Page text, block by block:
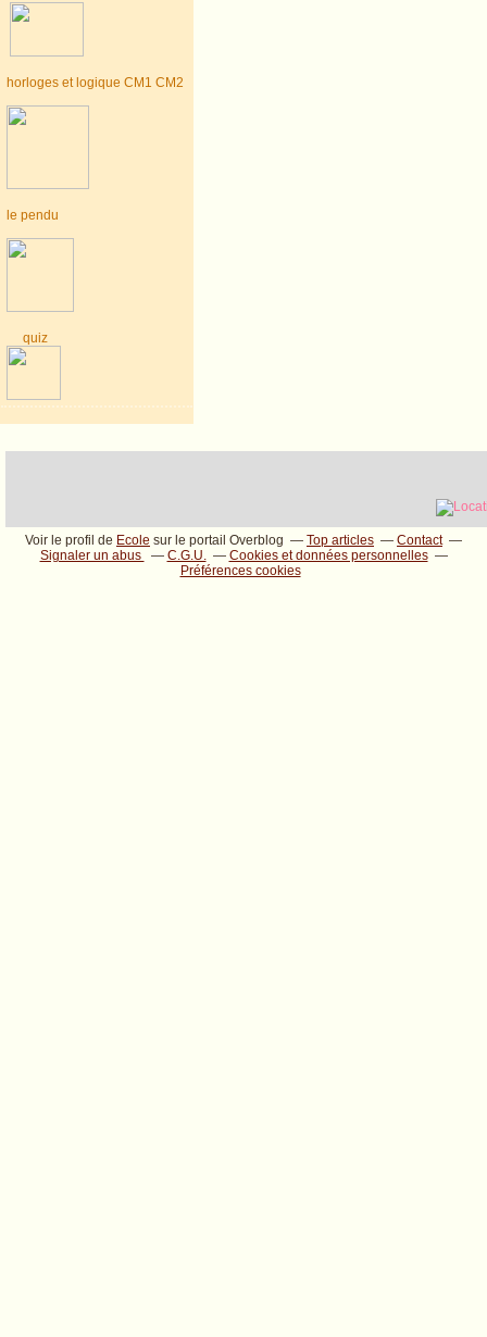
horloges et logique CM1 CM2
le pendu
quiz
Voir le profil de Ecole sur le portail Overblog Top articles
Contact
Signaler un abus
C.G.U.
Cookies et données personnelles
Préférences cookies